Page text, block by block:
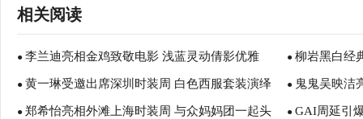
相关阅读
● 李兰迪亮相金鸡致敬电影 浅蓝灵动倩影优雅 ● 柳岩黑白经
开奖最佳科教
● 黄一琳受邀出席深圳时装周 白色西服套装演绎
酷美新风尚
● 鬼鬼吴映洁
魅力
● 郑希怡亮相外滩上海时装周 与众妈妈团一起头 ● GAI周延引